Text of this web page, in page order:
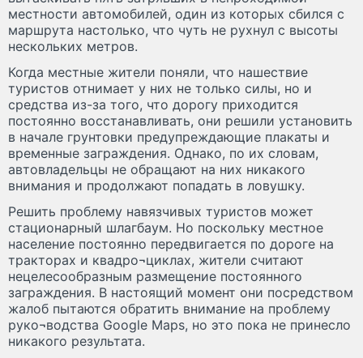
местности автомобилей, один из которых сбился с
маршрута настолько, что чуть не рухнул с высоты
нескольких метров.
Когда местные жители поняли, что нашествие
туристов отнимает у них не только силы, но и
средства из-за того, что дорогу приходится
постоянно восстанавливать, они решили установить
в начале грунтовки предупреждающие плакаты и
временные заграждения. Однако, по их словам,
автовладельцы не обращают на них никакого
внимания и продолжают попадать в ловушку.
Решить проблему навязчивых туристов может
стационарный шлагбаум. Но поскольку местное
население постоянно передвигается по дороге на
тракторах и квадро¬циклах, жители считают
нецелесообразным размещение постоянного
заграждения. В настоящий момент они посредством
жалоб пытаются обратить внимание на проблему
руко¬водства Google Maps, но это пока не принесло
никакого результата.